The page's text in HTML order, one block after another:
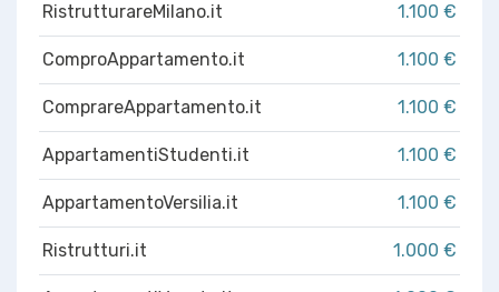
RistrutturareMilano.it 1.100 €
ComproAppartamento.it 1.100 €
ComprareAppartamento.it 1.100 €
AppartamentiStudenti.it 1.100 €
AppartamentoVersilia.it 1.100 €
Ristrutturi.it 1.000 €